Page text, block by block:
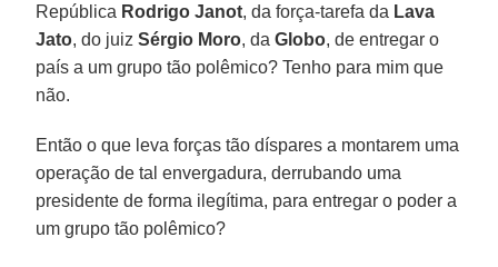
República Rodrigo Janot, da força-tarefa da Lava
Jato, do juizSérgio Moro, daGlobo, de entregar o
país a um grupo tão polêmico? Tenho para mim que
não.
Então o que leva forças tão díspares a montarem uma
operação de tal envergadura, derrubando uma
presidente de forma ilegítima, para entregar o poder a
um grupo tão polêmico?